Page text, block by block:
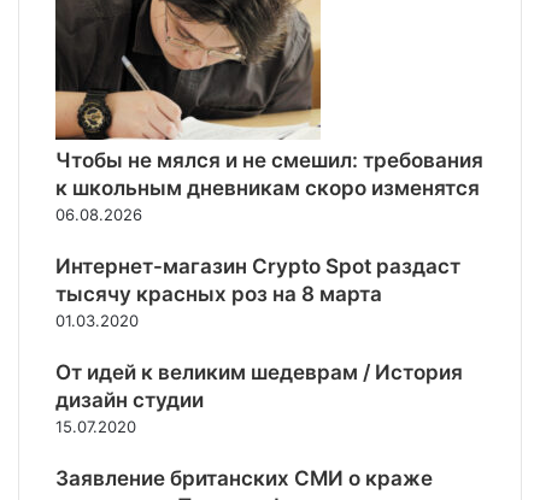
н
-
д
в
а
а
в
Х
а
р
ь
о
в
е
и
ч
о
о
с
с
и
и
н
У
к
р
и
н
у
Чтобы не мялся и не смешил: требования
к школьным дневникам скоро изменятся
06.08.2026
Интернет-магазин Crypto Spot раздаст
тысячу красных роз на 8 марта
01.03.2020
От идей к великим шедеврам / История
дизайн студии
15.07.2020
Заявление британских СМИ о краже